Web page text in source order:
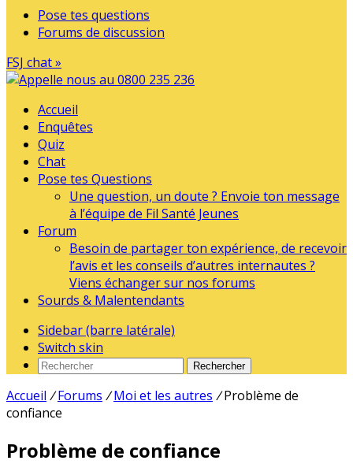
Pose tes questions
Forums de discussion
FSJ chat »
Accueil
Enquêtes
Quiz
Chat
Pose tes Questions
Une question, un doute ? Envoie ton message
à l’équipe de Fil Santé Jeunes
Forum
Besoin de partager ton expérience, de recevoir
l’avis et les conseils d’autres internautes ?
Viens échanger sur nos forums
Sourds & Malentendants
Sidebar (barre latérale)
Switch skin
Rechercher
Accueil / Forums / Moi et les autres / Problème de
confiance
Problème de confiance